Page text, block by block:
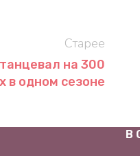
Старее
на 300
в одном сезоне
В